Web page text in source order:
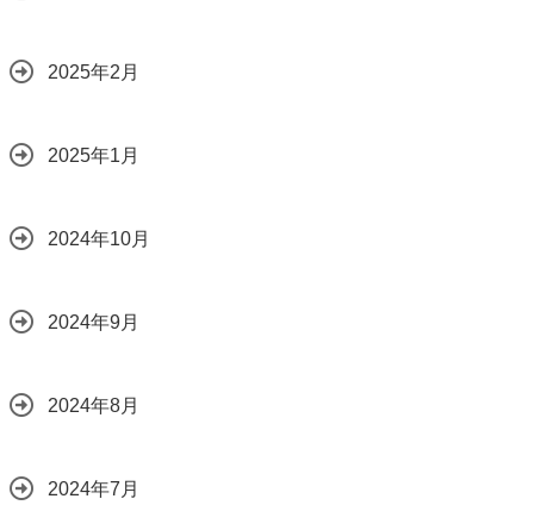
2025年2月
2025年1月
2024年10月
2024年9月
2024年8月
2024年7月